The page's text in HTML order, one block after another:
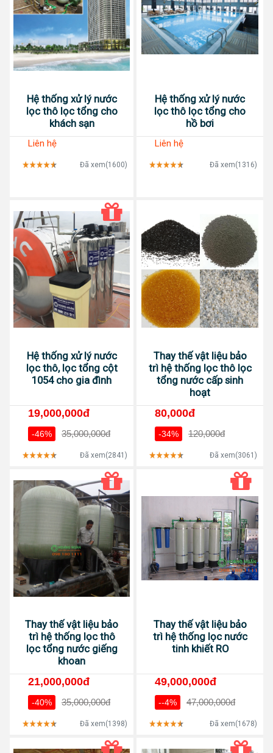
Hệ thống xử lý nước
lọc thô lọc tổng cho
khách sạn
Liên hệ
Đã xem(1600)
Hệ thống xử lý nước
lọc thô lọc tổng cho
hồ bơi
Liên hệ
Đã xem(1316)
Hệ thống xử lý nước
lọc thô, lọc tổng cột
1054 cho gia đình
19,000,000đ
-46% 35,000,000đ
Đã xem(2841)
Thay thế vật liệu bảo
trì hệ thống lọc thô lọc
tổng nước cấp sinh
hoạt
80,000đ
-34% 120,000đ
Đã xem(3061)
Thay thế vật liệu bảo
trì hệ thống lọc thô
lọc tổng nước giếng
khoan
21,000,000đ
-40% 35,000,000đ
Đã xem(1398)
Thay thế vật liệu bảo
trì hệ thống lọc nước
tinh khiết RO
49,000,000đ
--4% 47,000,000đ
Đã xem(1678)